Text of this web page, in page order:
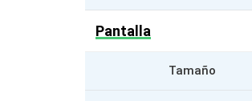
Pantalla
Tamaño